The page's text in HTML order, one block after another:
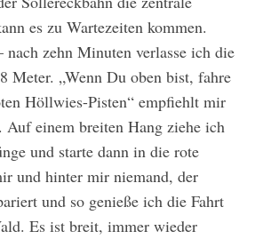
es zu Wartezeiten kommen.
zehn Minuten verlasse ich die
Meter. „Wenn Du oben bist, fahre
Höllwies-Pisten“ empfiehlt mir
einem breiten Hang ziehe ich
und starte dann in die rote
und hinter mir niemand, der
und so genieße ich die Fahrt
Es ist breit, immer wieder